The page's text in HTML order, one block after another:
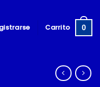
Carrito 0